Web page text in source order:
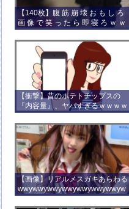
【140枚】腹 筋 崩 壊 お も し ろ
画 像 で 笑 っ た ら 即 寝 ろ ｗ ｗ
ｗ ｗ ｗ ｗ ｗ ｗ ｗ ｗ ｗ ｗ
【衝撃】昔のポテトチップスの
『内容量』、ヤバすぎるｗｗｗｗ
ｗｗｗｗ
【画像】リアルメスガキあらわる
wwywwywwywwywwywwywwyw
wywwy